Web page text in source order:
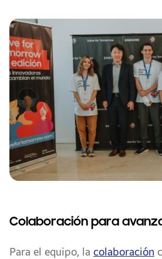
Colaboración para
Para el equipo, la colaboración